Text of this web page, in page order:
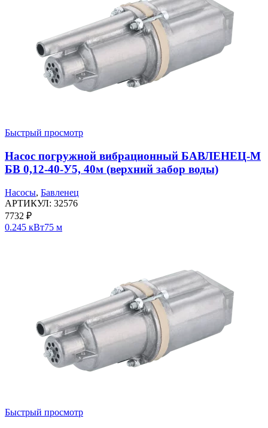
Быстрый просмотр
Насос погружной вибрационный БАВЛЕНЕЦ-М
БВ 0,12-40-У5, 40м (верхний забор воды)
Насосы, Бавленец
АРТИКУЛ: 32576
7732 ₽
0.245 кВт75 м
Быстрый просмотр